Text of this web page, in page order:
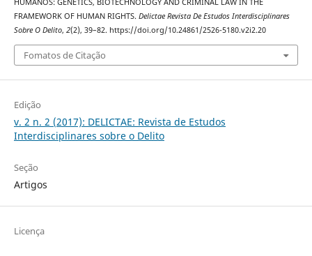
HUMANOS: GENETICS, BIOTECHNOLOGY AND CRIMINAL LAW IN THE
FRAMEWORK OF HUMAN RIGHTS. Delictae Revista De Estudos Interdisciplinares
Sobre O Delito, 2(2), 39–82. https://doi.org/10.24861/2526-5180.v2i2.20
Fomatos de Citação
Edição
v. 2 n. 2 (2017): DELICTAE: Revista de Estudos
Interdisciplinares sobre o Delito
Seção
Artigos
Licença